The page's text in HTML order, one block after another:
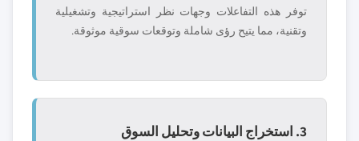
توفر هذه التفاعلات وجهات نظر استراتيجية وتشغيلية
وتقنية، مما يتيح رؤى شاملة وتوقعات سوقية موثوقة.
3. استخراج البيانات وتحليل السوق